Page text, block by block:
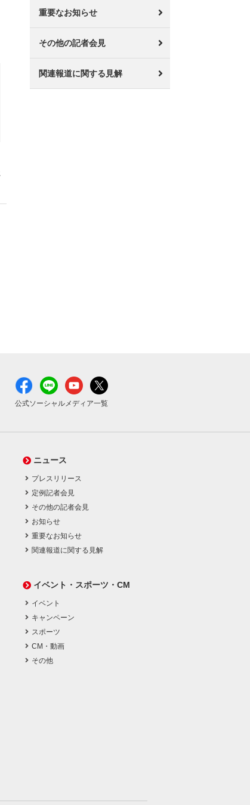
重要なお知らせ
その他の記者会見
関連報道に関する見解
公式ソーシャルメディア一覧
ニュース
プレスリリース
定例記者会見
その他の記者会見
お知らせ
重要なお知らせ
関連報道に関する見解
イベント・スポーツ・CM
イベント
キャンペーン
スポーツ
CM・動画
その他